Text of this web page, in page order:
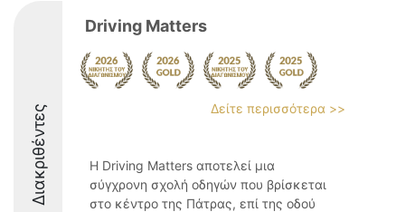
Διακριθέντες
Driving Μatters
Δείτε περισσότερα >>
Η Driving Matters αποτελεί μια
σύγχρονη σχολή οδηγών που βρίσκεται
στο κέντρο της Πάτρας, επί της οδού